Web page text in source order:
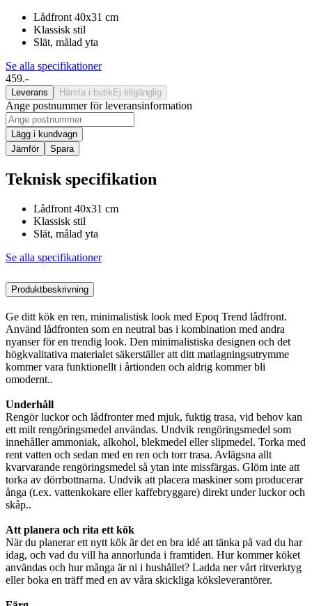
Lådfront 40x31 cm
Klassisk stil
Slät, målad yta
Se alla specifikationer
459.-
Leverans Hämta i butik Ej tillgänglig
Ange postnummer för leveransinformation
Lägg i kundvagn
Jämför
Spara
Teknisk specifikation
Lådfront 40x31 cm
Klassisk stil
Slät, målad yta
Se alla specifikationer
Produktbeskrivning
Ge ditt kök en ren, minimalistisk look med Epoq Trend lådfront.
Använd lådfronten som en neutral bas i kombination med andra
nyanser för en trendig look. Den minimalistiska designen och det
högkvalitativa materialet säkerställer att ditt matlagningsutrymme
kommer vara funktionellt i årtionden och aldrig kommer bli
omodernt..
Underhåll
Rengör luckor och lådfronter med mjuk, fuktig trasa, vid behov kan
ett milt rengöringsmedel användas. Undvik rengöringsmedel som
innehåller ammoniak, alkohol, blekmedel eller slipmedel. Torka med
rent vatten och sedan med en ren och torr trasa. Avlägsna allt
kvarvarande rengöringsmedel så ytan inte missfärgas. Glöm inte att
torka av dörrbottnarna. Undvik att placera maskiner som producerar
ånga (t.ex. vattenkokare eller kaffebryggare) direkt under luckor och
skåp..
Att planera och rita ett kök
När du planerar ett nytt kök är det en bra idé att tänka på vad du har
idag, och vad du vill ha annorlunda i framtiden. Hur kommer köket
användas och hur många är ni i hushållet? Ladda ner vårt ritverktyg
eller boka en träff med en av våra skickliga köksleverantörer.